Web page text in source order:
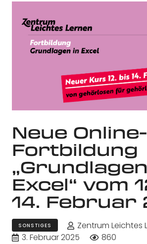
Neue Online-
Fortbildung
Excel“ vom
14. Februar
SONSTIGES
Zentrum Leichtes
3. Februar 2025
860